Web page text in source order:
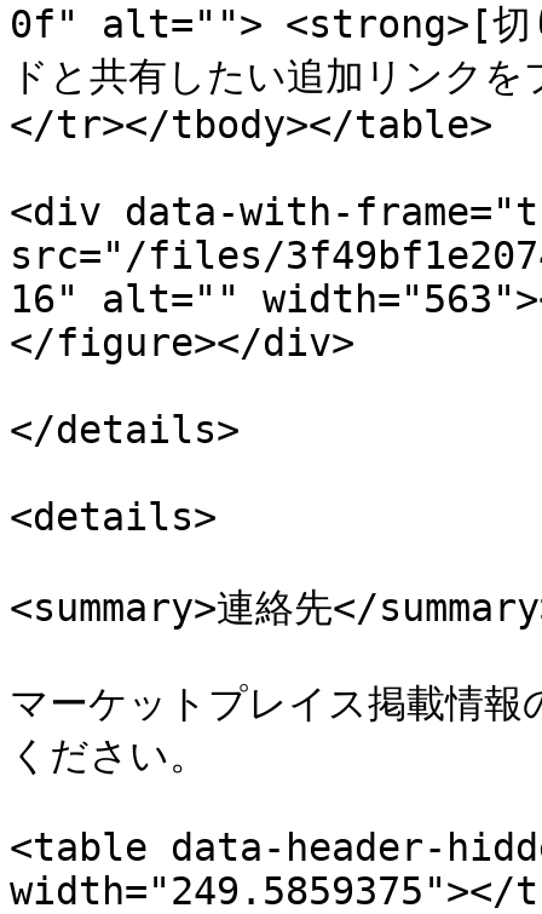
0f" alt=""> <strong>[切
ドと共有したい追加リンク
</tr></tbody></table>
<div data-with-
src="/files/
16" alt=""
</figure></div>
</details>
<details>
<summary>連絡先</
マーケットプレイス掲載情
ください。
<table data-header-